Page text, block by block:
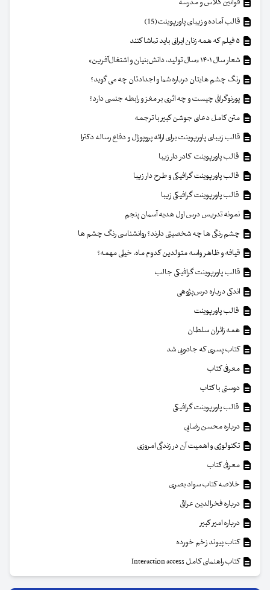
قوانین کلاس و مدرسه
قالب آماده و زیبای پاورپوینت(15)
شعار سال ۱۴۰۱ «سال تولید، دانش‌بنیان و اشتغال‌آفرین»
رنگ چشم هایتان درباره شما و اجدادتان چه می گوید؟
پورنوگرافی چیست و چه اثری بر مغز و رابطه جنسی دارد؟
متن کامل دعای جوشن کبیر با ترجمه
قالب زیبای پاورپوینت برای ارائه پروپوزال و دفاع رساله دکترا
قالب پاورپوینت کادر دار زیبا
قالب پاورپوینت گرافیکی و طرح دار زیبا
قالب پاورپوینت گرافیکی زیبا
نمونه تدریس درس اول هدیه آسمان پنجم
چشم رنگی ها چه شخصیتی دارند؟ روانشناسی رنگ چشم ها
قیافه و ظاهر واسه متولدین کدوم ماه، خیلی مهمه؟
قالب پاورپوینت گرافیکی جالب
اندکی درباره درس‌پژوهی
قالب پاورپوینت
همه زائران سلطان
کتاب پسری که جادویی شد
معرفی کتاب
دوستی با کتاب
قالب پاورپوینت گرافیکی
درباره محسن رضایی
تکنولوژی و اهمیت آن در زندگی امروزی
معرفی کتاب
خلاصه کتاب سواد بصری
درباره فخرالدین عراقی
درباره امیر کبیر
کتاب پیوند زخم خورده
کتاب راهنمای کامل Interaction access